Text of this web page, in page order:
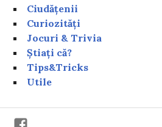
Ciudățenii
Curiozități
Jocuri & Trivia
Știați că?
Tips&Tricks
Utile